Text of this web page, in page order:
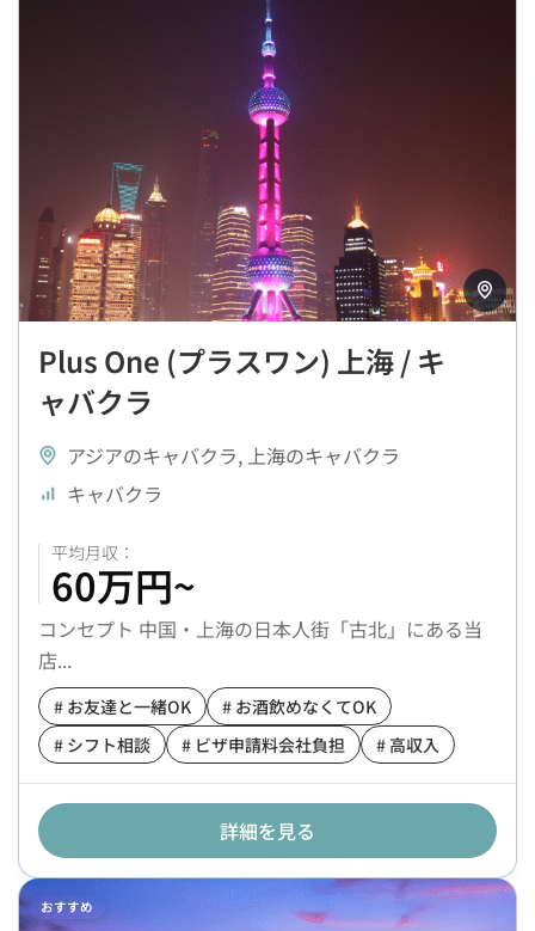
Plus One (プラスワン) 上海 / キ
ャバクラ
アジアのキャバクラ, 上海のキャバクラ
キャバクラ
60万円~
コンセプト 中国・上海の日本人街「古北」にある当
店...
# お友達と一緒OK
# お酒飲めなくてOK
# シフト相談
# ビザ申請料会社負担 # 高収入
詳細を見る
おすすめ